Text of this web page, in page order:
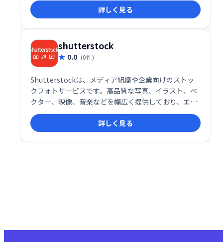
操作は不要。あなたの創造性を解き放ち、独創的なア
ート作品を生み出しましょう。様々なスタイルや設定
を自由に試して、あなただけの傑作を作り上げてくだ
さい。
詳しく見る
shutterstock
0.0 (0件)
Shutterstockは、メディア組織や企業向けのストッ
クフォトサービスです。高品質な写真、イラスト、ベ
クター、映像、音楽などを幅広く提供しており、エデ
ィトリアルから抽象画、自然、金融など多様なカテゴ
リを網羅しています。マーケティングやクリエイティ
ブ制作に最適な素材を、簡単に探し、利用できます。
詳しく見る